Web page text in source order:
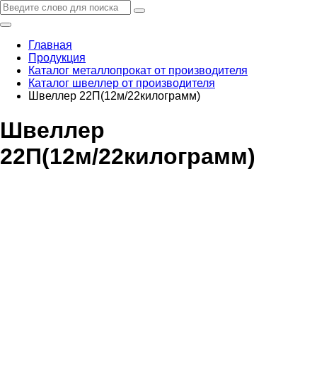
Главная
Продукция
Каталог металлопрокат от производителя
Каталог швеллер от производителя
Швеллер 22П(12м/22килограмм)
Швеллер
22П(12м/22килограмм)